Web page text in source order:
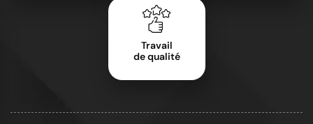
Travail
de qualité